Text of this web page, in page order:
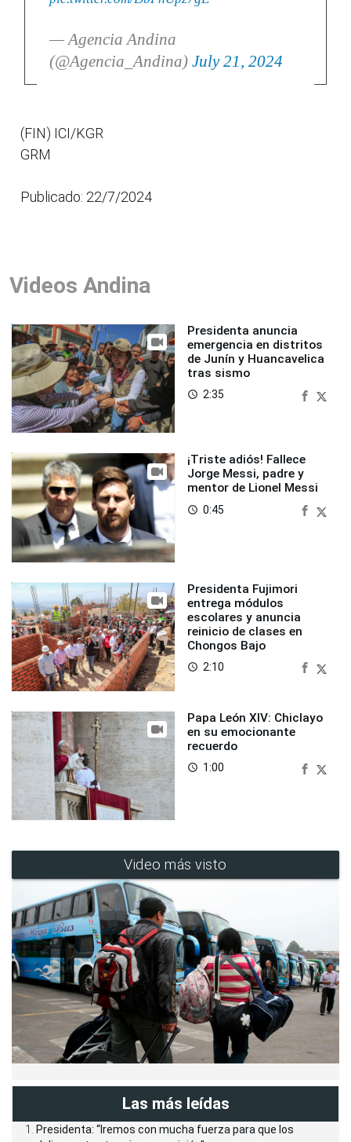
— Agencia Andina
(@Agencia_Andina) July 21, 2024
(FIN) ICI/KGR
GRM
Publicado: 22/7/2024
Videos Andina
Presidenta anuncia
emergencia en distritos
de Junín y Huancavelica
tras sismo
access_time 2:35
¡Triste adiós! Fallece
Jorge Messi, padre y
mentor de Lionel Messi
access_time 0:45
Presidenta Fujimori
entrega módulos
escolares y anuncia
reinicio de clases en
Chongos Bajo
access_time 2:10
Papa León XIV: Chiclayo
en su emocionante
recuerdo
access_time 1:00
Video más visto
Las más leídas
Presidenta: “Iremos con mucha fuerza para que los